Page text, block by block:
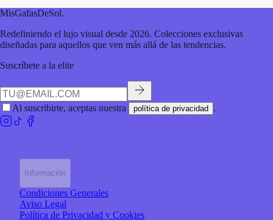
MisGafasDeSol.
Redefiniendo el lujo visual desde 2026. Colecciones exclusivas
diseñadas para aquellos que ven más allá de las tendencias.
Suscríbete a la elite
Al suscribirte, aceptas nuestra política de privacidad .
Información
Condiciones Generales
Aviso Legal
Política de Privacidad y Cookies